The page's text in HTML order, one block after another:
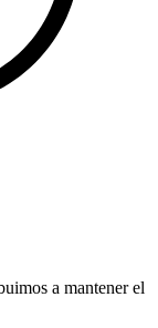
a mantener el